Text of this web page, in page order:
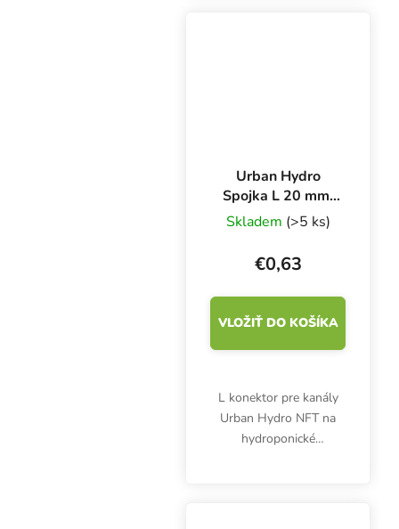
Urban Hydro
Spojka L 20 mm,
pre 2 PVC rúry na
kanál NFT
Skladem (>5 ks)
€0,63
VLOŽIŤ DO KOŠÍKA
L konektor pre kanály
Urban Hydro NFT na
hydroponické